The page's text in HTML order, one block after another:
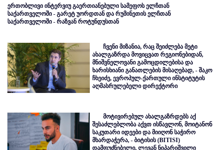
ერთობლივი ინტერვიუ გაერთიანებული სამეფოს ელჩთან
საქართველოში - გარეტ უორდთან და რუმინეთის ელჩთან
საქართველოში - რაზვან როტუნდუსთან
ჩვენი მიზანია, რაც შეიძლება მეტი
ახალგაზრდა მოვიცვათ რეგიონებიდან,
მნიშვნელოვანი გამოცდილებისა და
ხარისხიანი განათლების მისაღებად, - შაკო
ჩხეიძე, ევროპულ-ქართული ინსტიტუტის
აღმასრულებელი დირექტორი
მოტივირებულ ახალგაზრდებს აქ
შესაძლებლობა აქვთ ისწავლონ, მოიტანონ
საკუთარი იდეები და მიიღონ საჭირო
მხარდაჭერა, - ბიტისის (BITISI)
დამფუძნებელი, ლევან ნიპარიშვილი